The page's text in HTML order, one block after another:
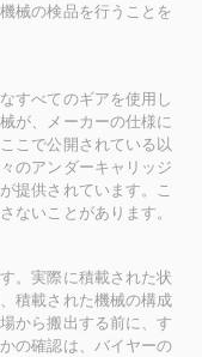
械の検品を行うことを
すべてのギアを使用し
が、メーカーの仕様に
こで公開されている以
のアンダーキャリッジ
提供されています。こ
ないことがあります。
。実際に積載された状
積載された機械の構成
から搬出する前に、す
の確認は、バイヤーの